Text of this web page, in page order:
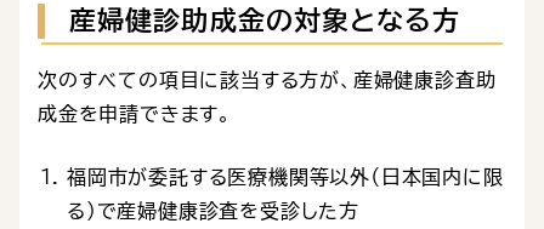
産婦健診助成金の対象となる方
次のすべての項目に該当する方が、産婦健康診査助
成金を申請できます。
福岡市が委託する医療機関等以外（日本国内に限
る）で産婦健康診査を受診した方